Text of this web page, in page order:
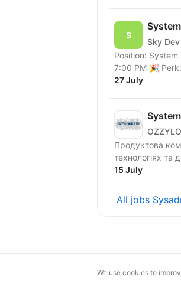
Sky Dev
Position:
7:00 PM 🎉
27 July
Продуктова
технологіях та
15 July
All jobs
magic@djinni.co
We use cookies to